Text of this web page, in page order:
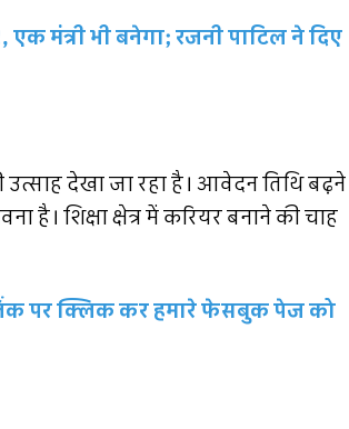
मंत्री भी बनेगा; रजनी पाटिल ने दिए
देखा जा रहा है। आवेदन तिथि बढ़ने
है। शिक्षा क्षेत्र में करियर बनाने की चाह
पर क्लिक कर हमारे फेसबुक पेज को